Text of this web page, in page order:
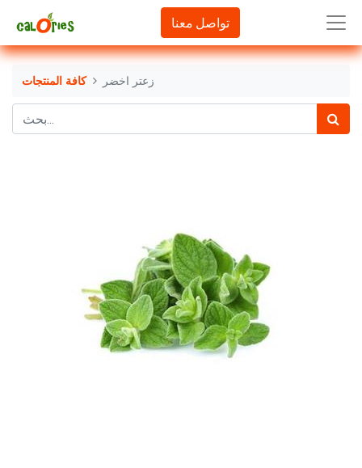
تواصل معنا
كافة المنتجات زعتر اخضر